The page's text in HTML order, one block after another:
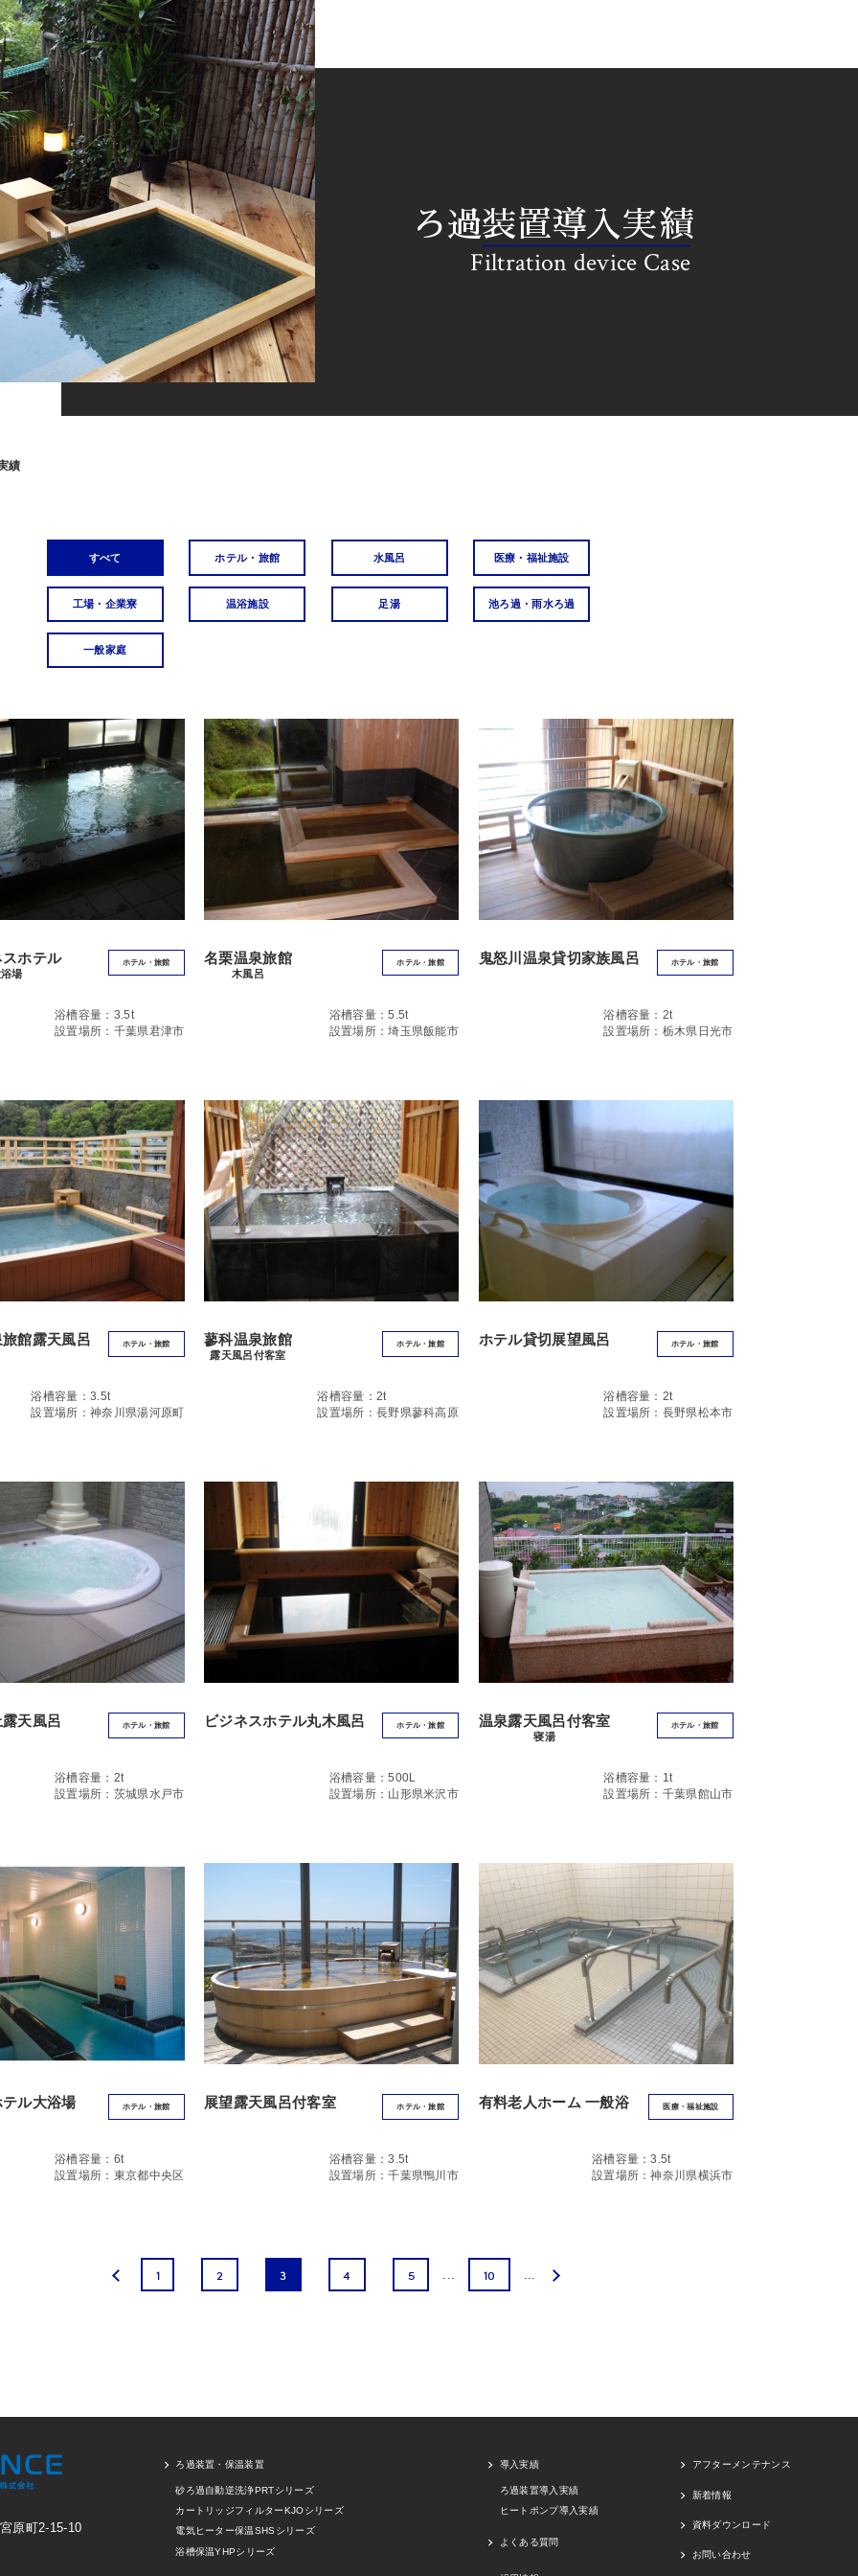
ろ過装置導入実績
Filtration device Case
績
すべて ホテル・旅館 水風呂 医療・福祉施設
工場・企業寮 温浴施設 足湯 池ろ過・雨水ろ過
一般家庭
ホテル
場
ホテル・旅館
浴槽容量：3.5t
設置場所：千葉県君津市
名栗温泉旅館
木風呂
ホテル・旅館
浴槽容量：5.5t
設置場所：埼玉県飯能市
鬼怒川温泉貸切家族風呂 ホテル・旅館
浴槽容量：2t
設置場所：栃木県日光市
館露天風呂 ホテル・旅館
浴槽容量：3.5t
設置場所：神奈川県湯河原町
蓼科温泉旅館
露天風呂付客室
ホテル・旅館
浴槽容量：2t
設置場所：長野県蓼科高原
ホテル貸切展望風呂 ホテル・旅館
浴槽容量：2t
設置場所：長野県松本市
天風呂 ホテル・旅館
浴槽容量：2t
設置場所：茨城県水戸市
ビジネスホテル丸木風呂 ホテル・旅館
浴槽容量：500L
設置場所：山形県米沢市
温泉露天風呂付客室
寝湯
ホテル・旅館
浴槽容量：1t
設置場所：千葉県館山市
ル大浴場 ホテル・旅館
浴槽容量：6t
設置場所：東京都中央区
展望露天風呂付客室 ホテル・旅館
浴槽容量：3.5t
設置場所：千葉県鴨川市
有料老人ホーム 一般浴 医療・福祉施設
浴槽容量：3.5t
設置場所：神奈川県横浜市
1 2 3 4 5 10
原町2-15-10
ろ過装置・保温装置
砂ろ過自動逆洗浄PRTシリーズ
カートリッジフィルターKJOシリーズ
電気ヒーター保温SHSシリーズ
浴槽保温YHPシリーズ
導入実績
ろ過装置導入実績
ヒートポンプ導入実績
よくある質問
アフターメンテナンス
新着情報
資料ダウンロード
お問い合わせ